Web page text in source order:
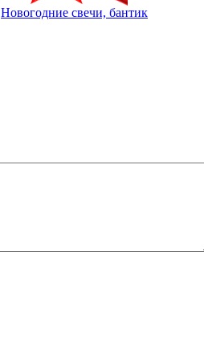
Новогодние свечи, бантик